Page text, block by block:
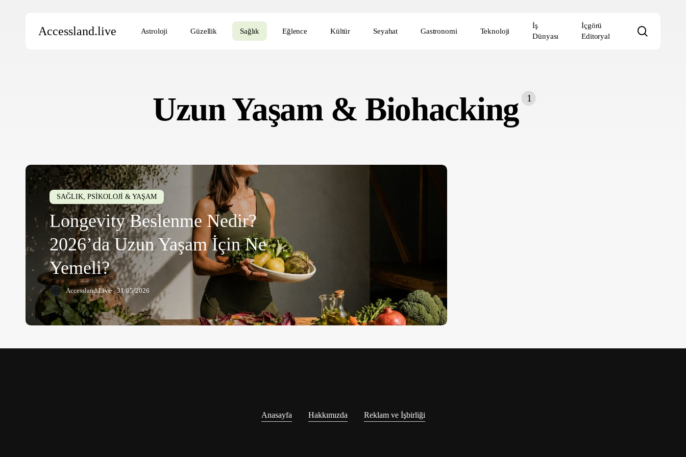
Accessland.live Astroloji Güzellik Sağlık Eğlence Kültür Seyahat Gastronomi Teknoloji
İş
Dünyası
İçgörü
Editoryal
Uzun Yaşam & Biohacking 1
Longevity
Beslenme
2026’da
Uzun
Yaşam
İçin
Yemeli?
SAĞLIK, PSİKOLOJİ & YAŞAM
Longevity Beslenme Nedir?
2026’da Uzun Yaşam İçin Ne
Yemeli?
Accessland.Live 31/05/2026
Anasayfa Hakkımızda Reklam ve İşbirliği